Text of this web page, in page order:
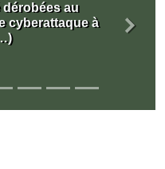
au
cyberattaque à